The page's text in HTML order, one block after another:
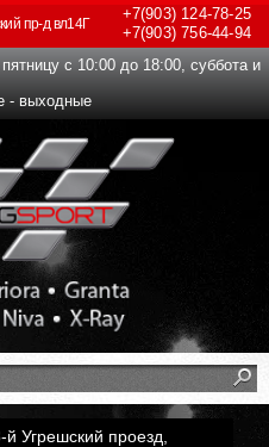
+7(903)124-78-25
+7(903)756-44-94
пр-д вл14Г
с 10:00 до 18:00, суббота и
- выходные
Угрешский проезд,